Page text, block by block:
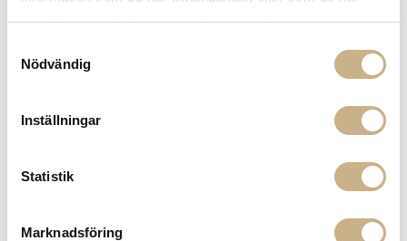
samlat in när du har använt deras tjänster.
Nödvändig
Inställningar
Statistik
Marknadsföring